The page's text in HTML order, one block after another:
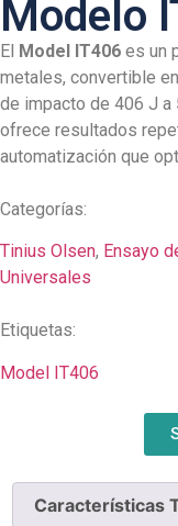
Modelo
El Model IT406 es un
metales, convertible
de impacto de 406 J
ofrece resultados
automatización que
Categorías:
Tinius Olsen, Ensayo
Universales
Etiquetas:
Model IT406
Características